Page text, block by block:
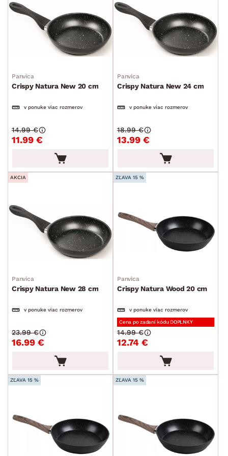
SKLADOVOSŤ
Panvica
Crispy Natura New 20 cm
v ponuke viac rozmerov
11.99 €
14.99 €
Panvica
Crispy Natura New 24 cm
v ponuke viac rozmerov
13.99 €
18.99 €
AKCIA
Panvica
Crispy Natura New 28 cm
v ponuke viac rozmerov
16.99 €
23.99 €
ZĽAVA 15 %
Panvica
Crispy Natura Wood 20 cm
v ponuke viac rozmerov
Cena po zadaní kódu DOPLNKY
12.74 €
14.99 €
ZĽAVA 15 % ZĽAVA 15 %